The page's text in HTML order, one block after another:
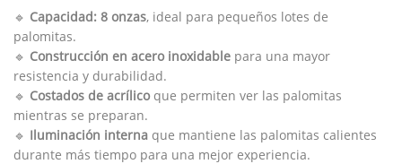
🔹 Capacidad: 8 onzas, ideal para pequeños lotes de
palomitas.
🔹 Construcción en acero inoxidable para una mayor
resistencia y durabilidad.
🔹 Costados de acrílicoque permiten ver las palomitas
mientras se preparan.
🔹 Iluminación interna que mantiene las palomitas calientes
durante más tiempo para una mejor experiencia.